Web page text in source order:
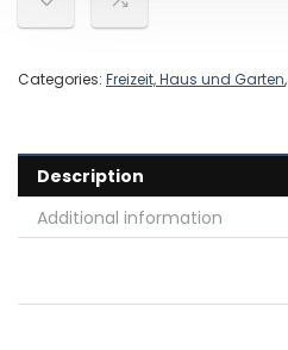
Categories: Freizeit, Haus und Garten,
Description
Additional information